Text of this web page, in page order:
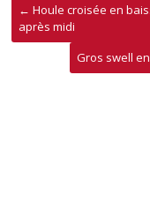
← Houle croisée en
après midi
Gros swell